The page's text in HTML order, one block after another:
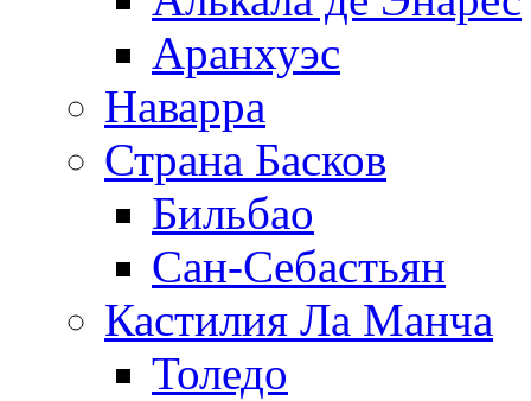
Аранхуэс
Наварра
Страна Басков
Бильбао
Сан-Себастьян
Кастилия Ла Манча
Толедо